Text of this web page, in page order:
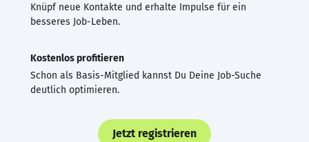
Knüpf neue Kontakte und erhalte Impulse für ein
besseres Job-Leben.
Kostenlos profitieren
Schon als Basis-Mitglied kannst Du Deine Job-Suche
deutlich optimieren.
Jetzt registrieren